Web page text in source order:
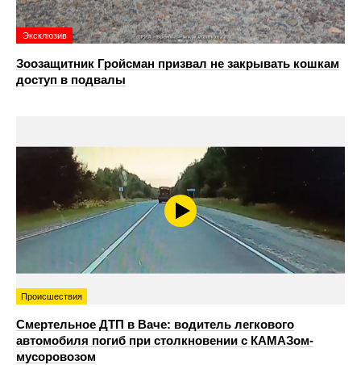
Эксклюзив
Зоозащитник Гройсман призвал не закрывать кошкам
доступ в подвалы
Происшествия
Смертельное ДТП в Ваче: водитель легкового
автомобиля погиб при столкновении с КАМАЗом-
мусоровозом